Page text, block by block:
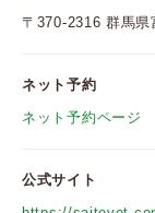
〒370-2316 群馬
ネット予約
ネット予約ページ
公式サイト